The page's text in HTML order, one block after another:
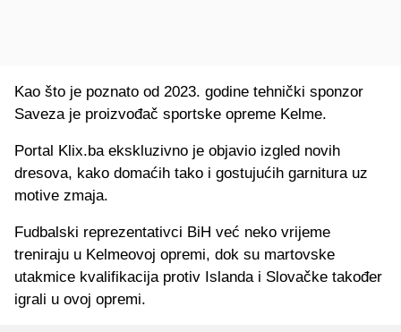
Kao što je poznato od 2023. godine tehnički sponzor
Saveza je proizvođač sportske opreme Kelme.
Portal Klix.ba ekskluzivno je objavio izgled novih
dresova, kako domaćih tako i gostujućih garnitura uz
motive zmaja.
Fudbalski reprezentativci BiH već neko vrijeme
treniraju u Kelmeovoj opremi, dok su martovske
utakmice kvalifikacija protiv Islanda i Slovačke također
igrali u ovoj opremi.